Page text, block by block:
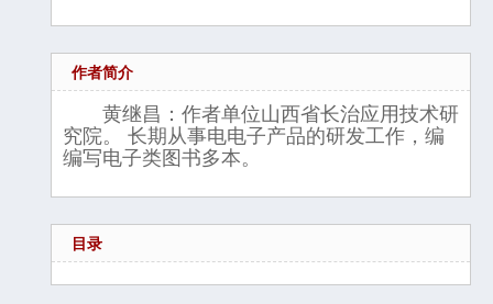
作者简介
黄继昌：作者单位山西省长治应用技术研
究院。 长期从事电电子产品的研发工作，编
编写电子类图书多本。
目录